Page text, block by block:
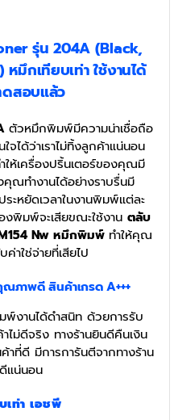
รุ่น204A (Black,
มึกเทียบเท่า ใช้งานได้
สอบแล้ว
ตัวหมึกพิมพ์มีความน่าเชื่อถือ
จได้ว่าเราไม่ทิ้งลูกค้าแน่นอน
ให้เครื่องปริ้นเตอร์ของคุณมี
ณทำงานได้อย่างราบรื่นมี
ะหยัดเวลาในงานพิมพ์แต่ละ
งพิมพ์จะเสียขณะใช้งาน ตลับ
Nw หมึกพิมพ์ ทำให้คุณ
าใช่จ่ายที่เสียไป
ภาพดี สินค้าเกรด A+++
งานได้ดำสนิท ด้วยการรับ
ม่ดีจริง ทางร้านยินดีคืนเงิน
าที่ดี มีการการันตีจากทางร้าน
แน่นอน
ท่า เอชพี